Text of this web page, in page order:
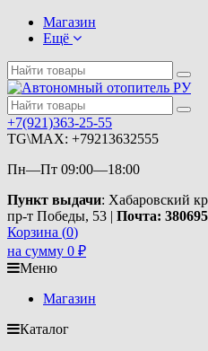
Магазин
Ещё
+7(921)363-25-55
TG\MAX: +79213632555
Пн—Пт 09:00—18:00
Пункт выдачи: Хабаровский
пр-т Победы, 53 | Почта:
Корзина (0)
на сумму 0 ₽
Меню
Магазин
Каталог